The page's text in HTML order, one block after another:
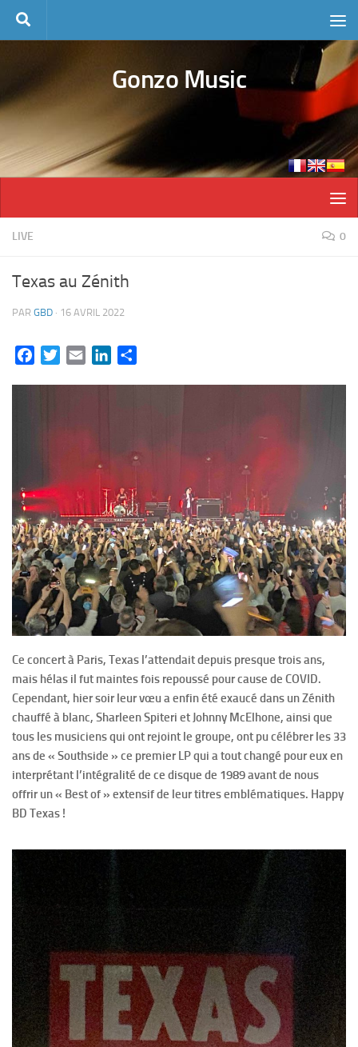
Skip to content
Gonzo Music
LIVE 0
Texas au Zénith
PAR GBD · 16 AVRIL 2022
FacebookTwitterEmail LinkedIn
Ce concert à Paris, Texas l’attendait depuis presque trois ans,
mais hélas il fut maintes fois repoussé pour cause de COVID.
Cependant, hier soir leur vœu a enfin été exaucé dans un Zénith
chauffé à blanc, Sharleen Spiteri et Johnny McElhone, ainsi que
tous les musiciens qui ont rejoint le groupe, ont pu célébrer les 33
ans de « Southside » ce premier LP qui a tout changé pour eux en
interprétant l’intégralité de ce disque de 1989 avant de nous
offrir un « Best of » extensif de leur titres emblématiques. Happy
BD Texas !